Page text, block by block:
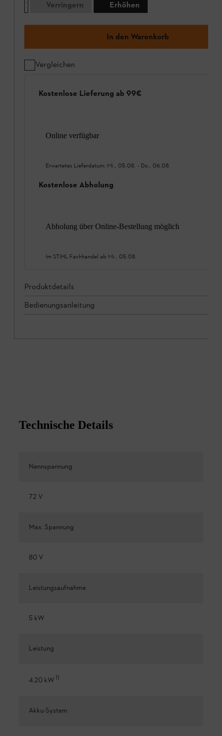
Verringern
Erhöhen
In den Warenkorb
Vergleichen
Kostenlose Lieferung ab 99€
Online verfügbar
Erwartetes Lieferdatum: Mi., 05.08. - Do., 06.08.
Kostenlose Abholung
Abholung über Online-Bestellung möglich
Im STIHL Fachhandel ab Mi., 05.08.
Produktdetails
Bedienungsanleitung
Technische Details
Nennspannung
72 V
Max. Spannung
80 V
Leistungsaufnahme
5 kW
Leistung
4.20 kW1)
Akku-System